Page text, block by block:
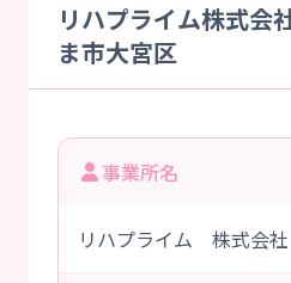
リハプライム株式会
ま市大宮区
事業所名
リハプライム 株式会社